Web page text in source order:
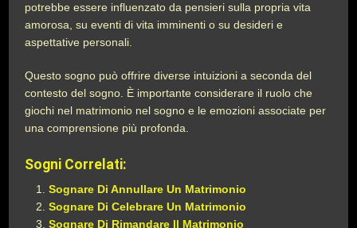
potrebbe essere influenzato da pensieri sulla propria vita
amorosa, su eventi di vita imminenti o su desideri e
aspettative personali.
Questo sogno può offrire diverse intuizioni a seconda del
contesto del sogno. È importante considerare il ruolo che
giochi nel matrimonio nel sogno e le emozioni associate per
una comprensione più profonda.
Sogni Correlati:
Sognare Di Annullare Un Matrimonio
Sognare Di Celebrare Un Matrimonio
Sognare Di Rimandare Il Matrimonio